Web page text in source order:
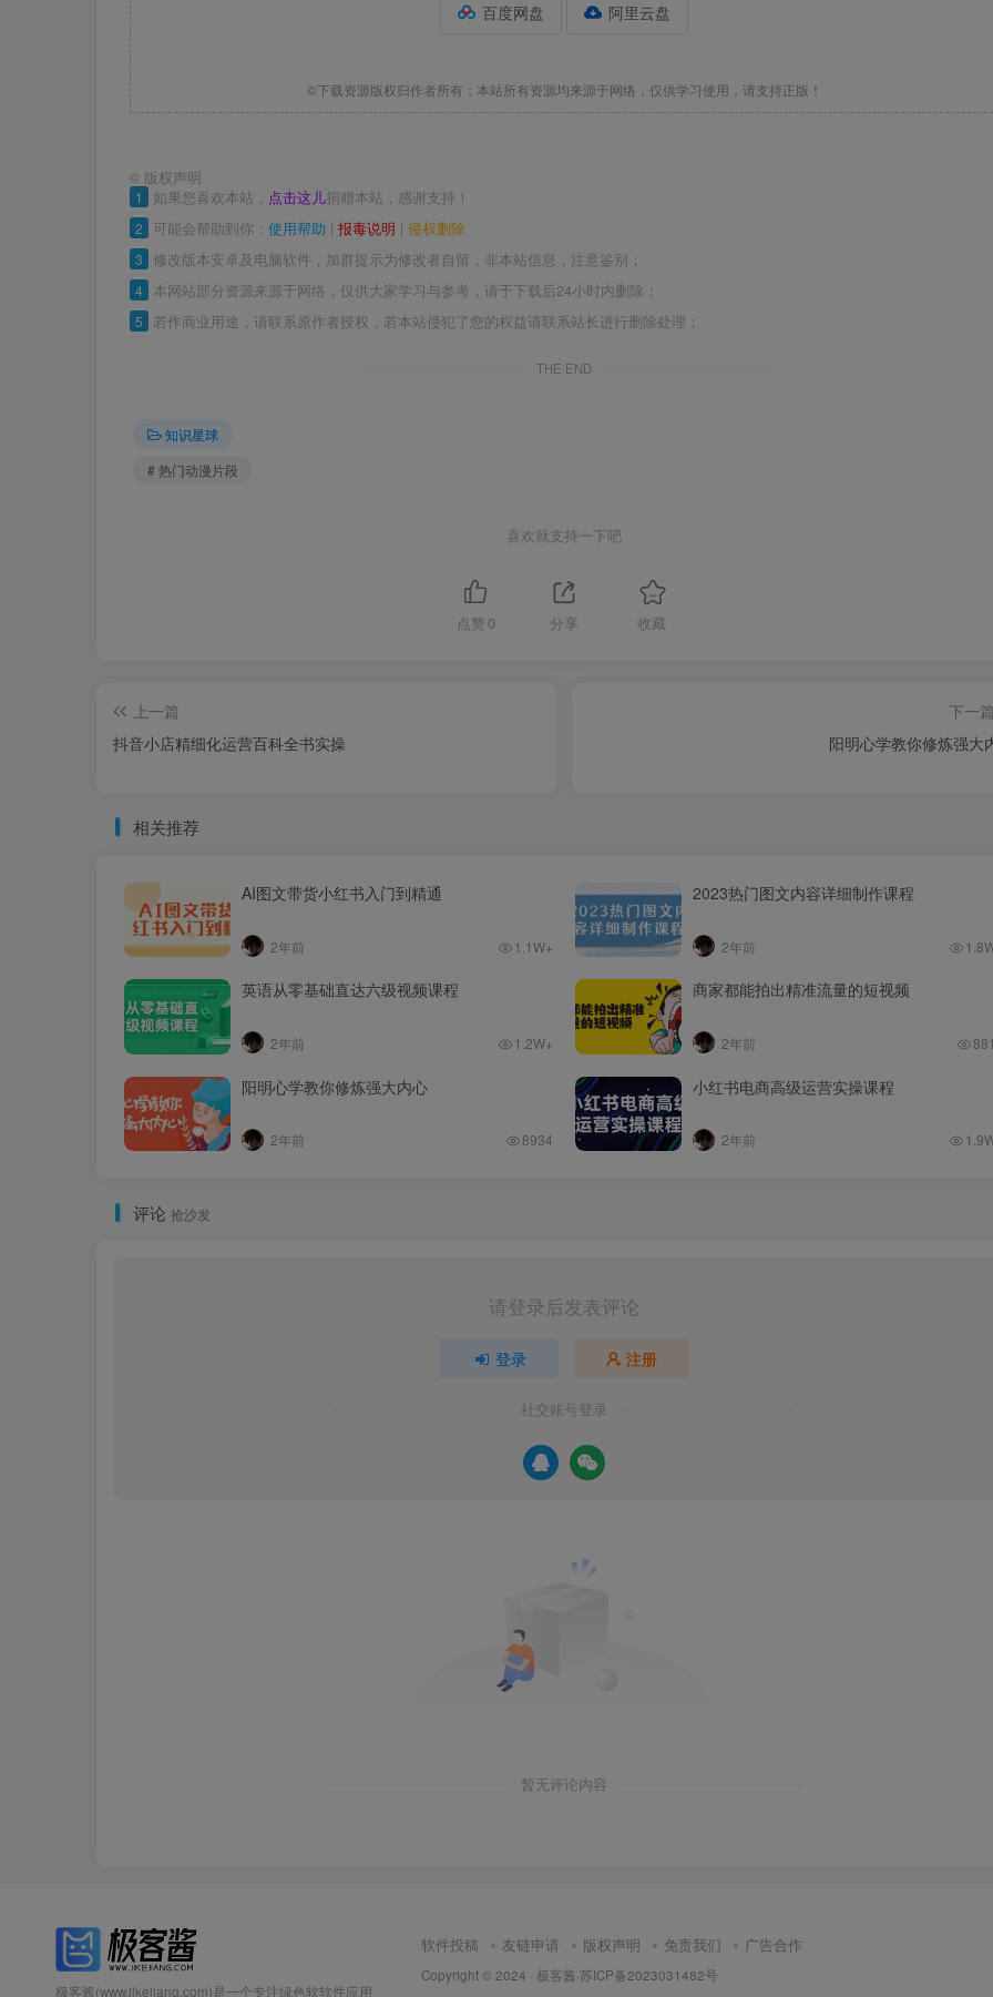
百度网盘 阿里云盘
©下载资源版权归作者所有；本站所有资源均来源于网络，仅供学习使用，请支持正版！
© 版权声明
1 如果您喜欢本站， 点击这儿捐赠本站，感谢支持！
2 可能会帮助到你： 使用帮助 | 报毒说明 | 侵权删除
3 修改版本安卓及电脑软件，加群提示为修改者自留，非本站信息，注意鉴别；
4 本网站部分资源来源于网络，仅供大家学习与参考，请于下载后24小时内删除；
5 若作商业用途，请联系原作者授权，若本站侵犯了您的权益请联系站长进行删除处理；
THE END
知识星球
# 热门动漫片段
喜欢就支持一下吧
点赞 0 分享 收藏
上一篇
抖音小店精细化运营百科全书实操
下一篇
阳明心学教你修炼强大
相关推荐
AI图文带货小红书入门到精通
2年前 1.1W+
2023热门图文内容详细制作课程
2年前
英语从零基础直达六级视频课程
2年前 1.2W+
商家都能拍出精准流量的短视频
2年前
阳明心学教你修炼强大内心
2年前 8934
小红书电商高级运营实操课程
2年前
评论 抢沙发
请登录后发表评论
登录 注册
社交账号登录
暂无评论内容
极客酱(www.jikejiang.com)是一个专注绿色软软件应用
软件投稿 友链申请 版权声明 免责我们 广告合作
Copyright © 2024 · 极客酱·苏ICP备2023031482号